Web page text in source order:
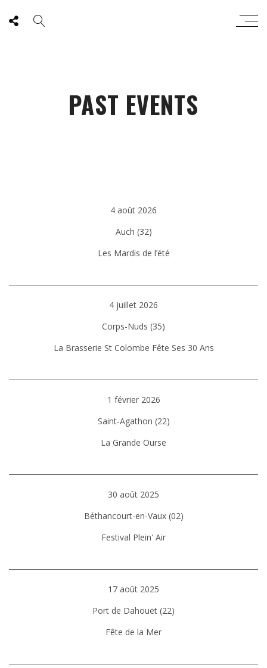
PAST EVENTS
4 août 2026
Auch (32)
Les Mardis de l’été
4 juillet 2026
Corps-Nuds (35)
La Brasserie St Colombe Fête Ses 30 Ans
1 février 2026
Saint-Agathon (22)
La Grande Ourse
30 août 2025
Béthancourt-en-Vaux (02)
Festival Plein' Air
17 août 2025
Port de Dahouët (22)
Fête de la Mer